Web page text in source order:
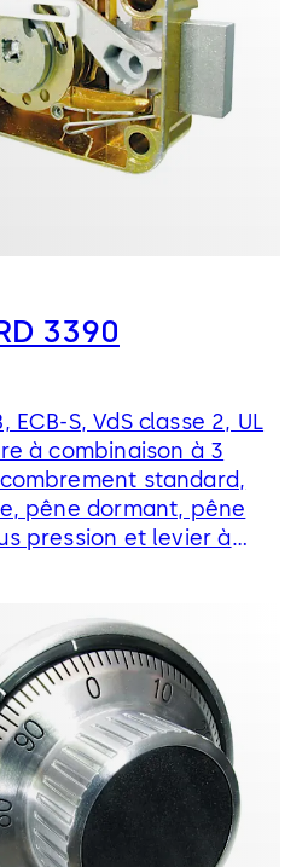
3390
ECB-S, VdS classe 2, UL
à combinaison à 3
standard,
pêne dormant, pêne
pression et levier à